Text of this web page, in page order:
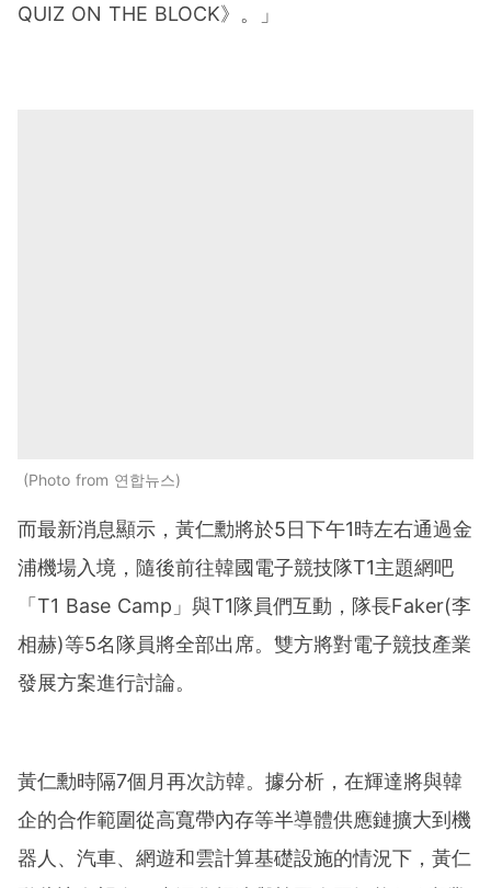
QUIZ ON THE BLOCK》。」
Photo from 연합뉴스
而最新消息顯示，黃仁勳將於5日下午1時左右通過金
浦機場入境，隨後前往韓國電子競技隊T1主題網吧
「T1 Base Camp」與T1隊員們互動，隊長Faker(李
相赫)等5名隊員將全部出席。雙方將對電子競技產業
發展方案進行討論。
黃仁勳時隔7個月再次訪韓。據分析，在輝達將與韓
企的合作範圍從高寬帶內存等半導體供應鏈擴大到機
器人、汽車、網遊和雲計算基礎設施的情況下，黃仁